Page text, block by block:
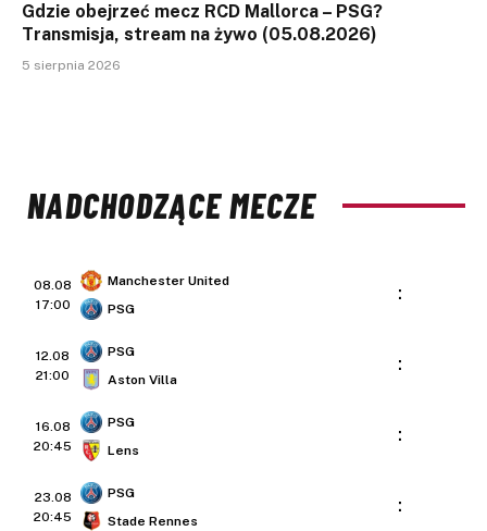
Gdzie obejrzeć mecz RCD Mallorca – PSG?
Transmisja, stream na żywo (05.08.2026)
5 sierpnia 2026
NADCHODZĄCE MECZE
08.08
17:00
Manchester United
PSG
:
12.08
21:00
PSG
Aston Villa
:
16.08
20:45
PSG
Lens
:
23.08
20:45
PSG
Stade Rennes
: